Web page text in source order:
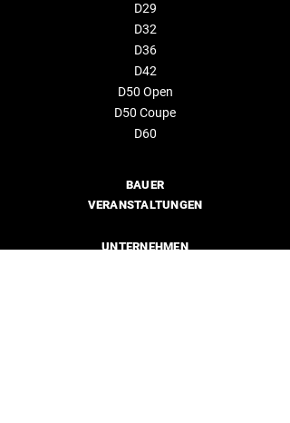
D29
D32
D36
D42
D50 Open
D50 Coupe
D60
BAUER
VERANSTALTUNGEN
UNTERNEHMEN